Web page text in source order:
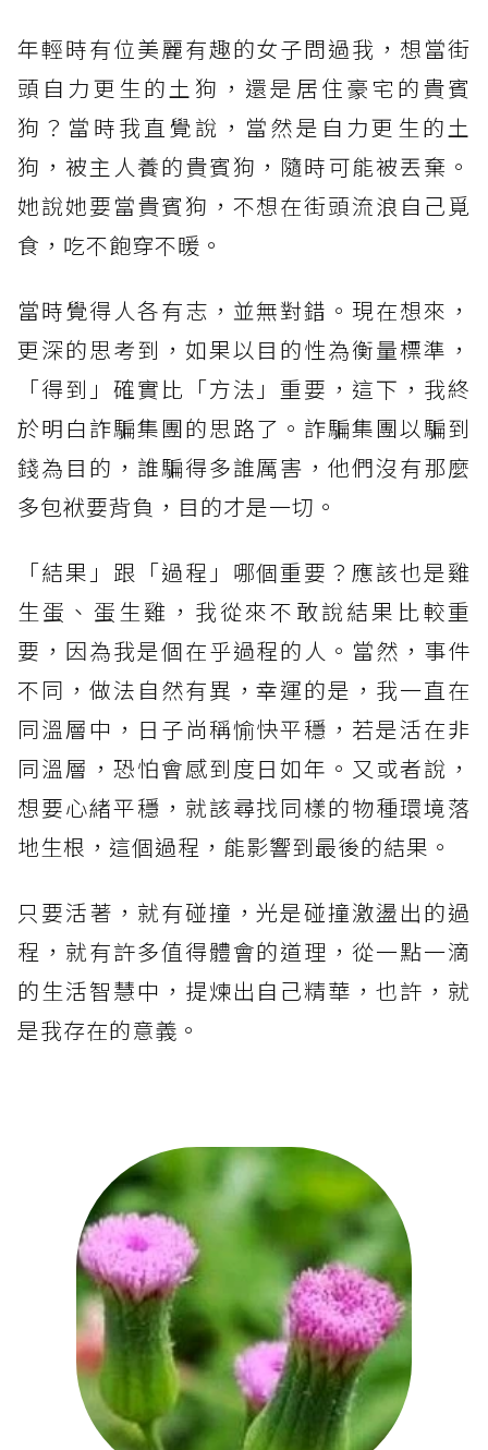
年輕時有位美麗有趣的女子問過我，想當街
頭自力更生的土狗，還是居住豪宅的貴賓
狗？當時我直覺說，當然是自力更生的土
狗，被主人養的貴賓狗，隨時可能被丟棄。
她說她要當貴賓狗，不想在街頭流浪自己覓
食，吃不飽穿不暖。
當時覺得人各有志，並無對錯。現在想來，
更深的思考到，如果以目的性為衡量標準，
「得到」確實比「方法」重要，這下，我終
於明白詐騙集團的思路了。詐騙集團以騙到
錢為目的，誰騙得多誰厲害，他們沒有那麼
多包袱要背負，目的才是一切。
「結果」跟「過程」哪個重要？應該也是雞
生蛋、蛋生雞，我從來不敢說結果比較重
要，因為我是個在乎過程的人。當然，事件
不同，做法自然有異，幸運的是，我一直在
同溫層中，日子尚稱愉快平穩，若是活在非
同溫層，恐怕會感到度日如年。又或者說，
想要心緒平穩，就該尋找同樣的物種環境落
地生根，這個過程，能影響到最後的結果。
只要活著，就有碰撞，光是碰撞激盪出的過
程，就有許多值得體會的道理，從一點一滴
的生活智慧中，提煉出自己精華，也許，就
是我存在的意義。